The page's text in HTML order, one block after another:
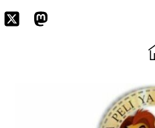
Skip
to
Icon
Mastodon